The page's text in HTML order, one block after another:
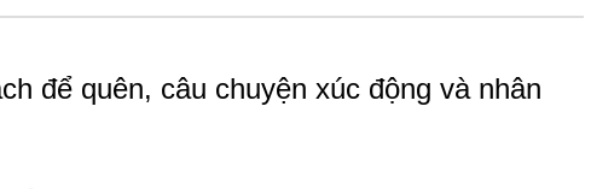
để quên, câu chuyện xúc động và nhân